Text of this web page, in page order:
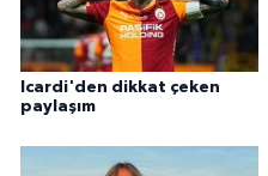
Icardi'den dikkat çeken
paylaşım